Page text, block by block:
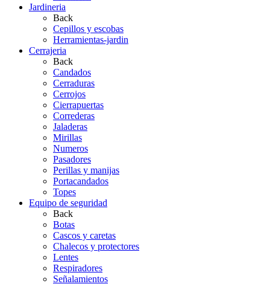
Jardineria
Back
Cepillos y escobas
Herramientas-jardin
Cerrajeria
Back
Candados
Cerraduras
Cerrojos
Cierrapuertas
Correderas
Jaladeras
Mirillas
Numeros
Pasadores
Perillas y manijas
Portacandados
Topes
Equipo de seguridad
Back
Botas
Cascos y caretas
Chalecos y protectores
Lentes
Respiradores
Señalamientos